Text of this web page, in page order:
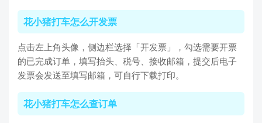
花小猪打车怎么开发票
点击左上角头像，侧边栏选择「开发票」，勾选需要开票
的已完成订单，填写抬头、税号、接收邮箱，提交后电子
发票会发送至填写邮箱，可自行下载打印。
花小猪打车怎么查订单